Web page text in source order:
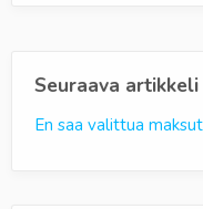
Seuraava
En saa valittua